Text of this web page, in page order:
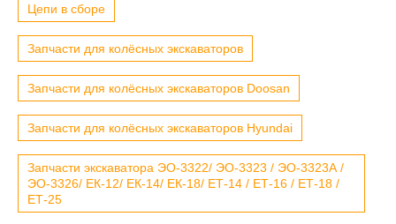
Цепи в сборе
Запчасти для колёсных экскаваторов
Запчасти для колёсных экскаваторов Doosan
Запчасти для колёсных экскаваторов Hyundai
Запчасти экскаватора ЭО-3322/ ЭО-3323 / ЭО-3323А /
ЭО-3326/ ЕК-12/ ЕК-14/ ЕК-18/ ЕТ-14 / ЕТ-16 / ЕТ-18 /
ЕТ-25